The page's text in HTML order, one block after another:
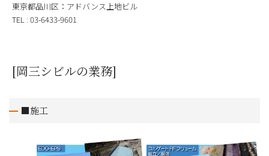
東京都品川区：アドバンス上地ビル
TEL : 03-6433-9601
[岡三シビルの業務]
■施工